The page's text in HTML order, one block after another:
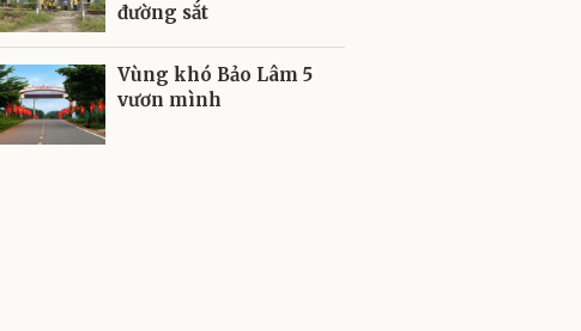
đường sắt
Vùng khó Bảo Lâm 5
vươn mình